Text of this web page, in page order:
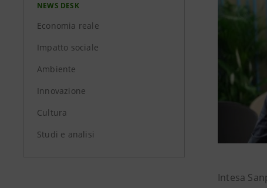
NEWS DESK
Economia reale
Impatto sociale
Ambiente
Innovazione
Cultura
Studi e analisi
Intesa